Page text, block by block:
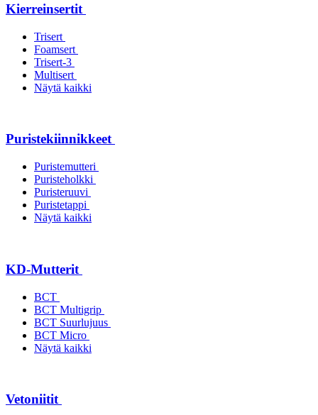
Kierreinsertit
Trisert
Foamsert
Trisert-3
Multisert
Näytä kaikki
Puristekiinnikkeet
Puristemutteri
Puristeholkki
Puristeruuvi
Puristetappi
Näytä kaikki
KD-Mutterit
BCT
BCT Multigrip
BCT Suurlujuus
BCT Micro
Näytä kaikki
Vetoniitit